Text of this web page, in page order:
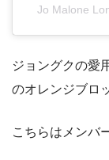
Jo Malone
ジョングクの愛
のオレンジブロ
こちらはメンバ